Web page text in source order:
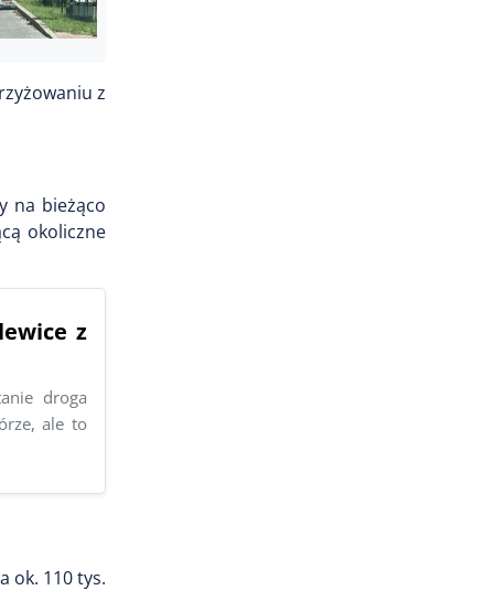
z
na bieżąco
okoliczne
z
droga
ale to
ok. 110 tys.